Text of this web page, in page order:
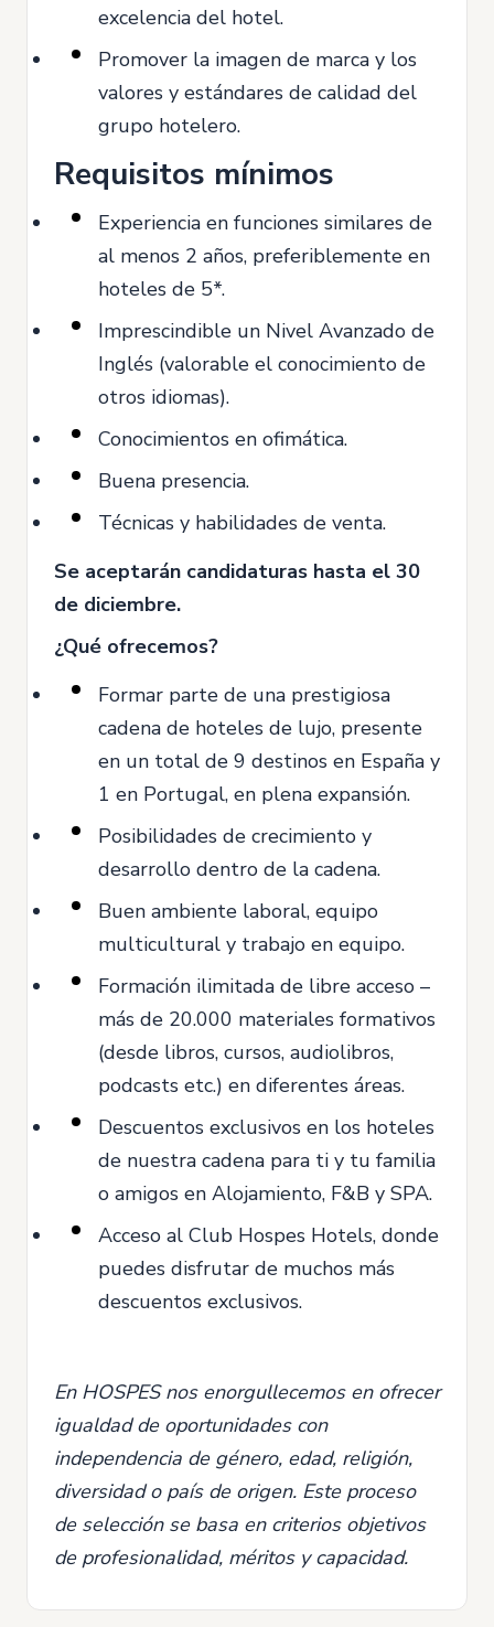
excelencia del hotel.
Promover la imagen de marca y los
valores y estándares de calidad del
grupo hotelero.
Requisitos mínimos
Experiencia en funciones similares de
al menos 2 años, preferiblemente en
hoteles de 5*.
Imprescindible un Nivel Avanzado de
Inglés (valorable el conocimiento de
otros idiomas).
Conocimientos en ofimática.
Buena presencia.
Técnicas y habilidades de venta.
Se aceptarán candidaturas hasta el 30
de diciembre.
¿Qué ofrecemos?
Formar parte de una prestigiosa
cadena de hoteles de lujo, presente
en un total de 9 destinos en España y
1 en Portugal, en plena expansión.
Posibilidades de crecimiento y
desarrollo dentro de la cadena.
Buen ambiente laboral, equipo
multicultural y trabajo en equipo.
Formación ilimitada de libre acceso –
más de 20.000 materiales formativos
(desde libros, cursos, audiolibros,
podcasts etc.) en diferentes áreas.
Descuentos exclusivos en los hoteles
de nuestra cadena para ti y tu familia
o amigos en Alojamiento, F&B y SPA.
Acceso al Club Hospes Hotels, donde
puedes disfrutar de muchos más
descuentos exclusivos.
En HOSPES nos enorgullecemos en ofrecer
igualdad de oportunidades con
independencia de género, edad, religión,
diversidad o país de origen. Este proceso
de selección se basa en criterios objetivos
de profesionalidad, méritos y capacidad.